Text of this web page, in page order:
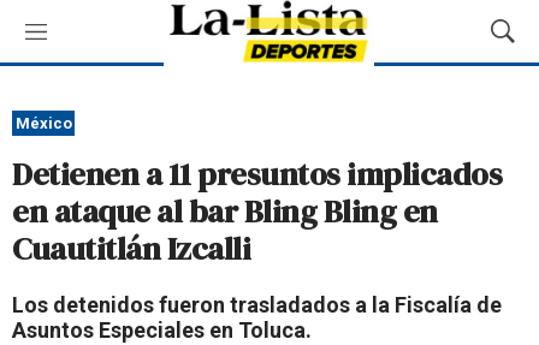
M
e
ú
M
o
a
México
Detienen a 11 presuntos implicados
en ataque al bar Bling Bling en
Cuautitlán Izcalli
Los detenidos fueron trasladados a la Fiscalía de
Asuntos Especiales en Toluca.